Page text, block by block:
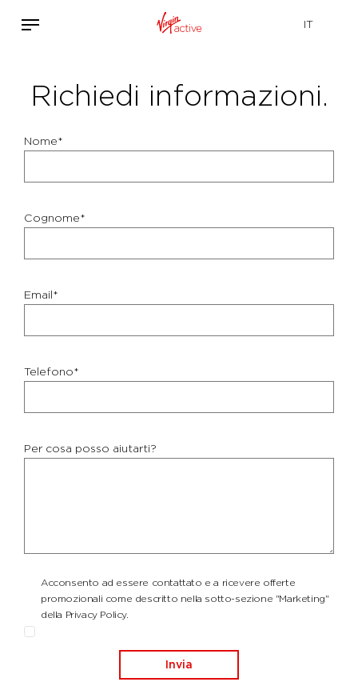
Richiedi informazioni.
Nome*
Cognome*
Email*
Telefono*
Per cosa posso aiutarti?
Acconsento ad essere contattato e a ricevere offerte
promozionali come descritto nella sotto-sezione "Marketing"
della Privacy Policy.
Invia